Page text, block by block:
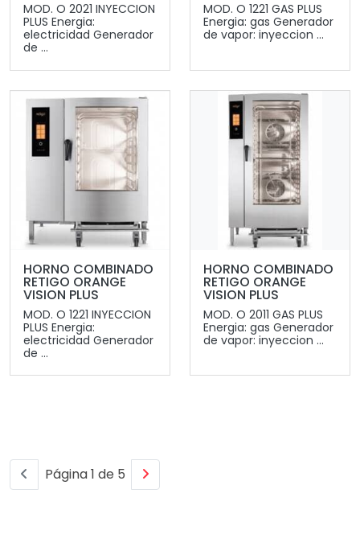
MOD. O 2021 INYECCION
PLUS Energia:
electricidad Generador
de ...
MOD. O 1221 GAS PLUS
Energia: gas Generador
de vapor: inyeccion ...
HORNO COMBINADO
RETIGO ORANGE
VISION PLUS
MOD. O 1221 INYECCION
PLUS Energia:
electricidad Generador
de ...
HORNO COMBINADO
RETIGO ORANGE
VISION PLUS
MOD. O 2011 GAS PLUS
Energia: gas Generador
de vapor: inyeccion ...
Página 1 de 5